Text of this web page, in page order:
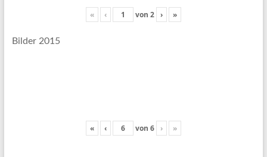
« ‹ von 2 › »
Bilder 2015
« ‹ von 6 › »